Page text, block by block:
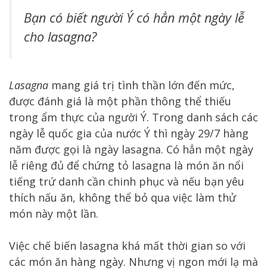
Bạn có biết người Ý có hẳn một ngày lễ
cho lasagna?
Lasagna mang giá trị tình thần lớn đến mức,
được đánh giá là một phần thông thể thiếu
trong ẩm thực của người Ý. Trong danh sách các
ngày lễ quốc gia của nước Ý thì ngày 29/7 hàng
năm được gọi là ngày lasagna. Có hẳn một ngày
lễ riêng đủ để chứng tỏ lasagna là món ăn nổi
tiếng trứ danh cần chinh phục và nếu bạn yêu
thích nấu ăn, không thể bỏ qua việc làm thử
món này một lần.
Việc chế biến lasagna khá mất thời gian so với
các món ăn hàng ngày. Nhưng vị ngon mới lạ mà